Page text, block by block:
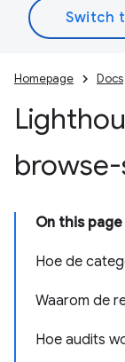
Homepage Docs
On this page
Hoe de
Waarom de
Hoe audits